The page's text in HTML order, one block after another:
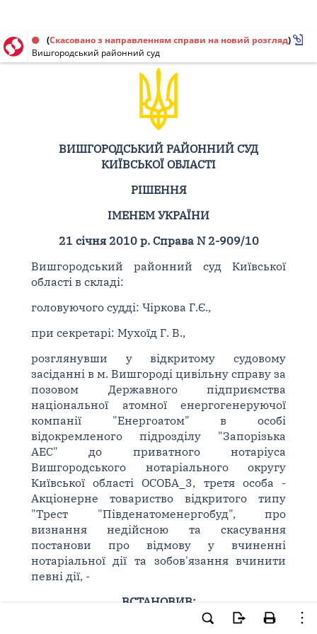
Рішення від 21.01.2010 № 2-909/10
(Скасовано з направленням справи на новий розгляд)
Вишгородський районний суд
ВИШГОРОДСЬКИЙ РАЙОННИЙ СУД
КИЇВСЬКОЇ ОБЛАСТІ
РІШЕННЯ
ІМЕНЕМ УКРАЇНИ
21 січня 2010 р. Справа N 2-909/10
Вишгородський районний суд Київської
області в складі:
головуючого судді: Чіркова Г.Є.,
при секретарі: Мухоїд Г. В.,
розглянувши у відкритому судовому
засіданні в м. Вишгороді цивільну справу за
позовом Державного підприємства
національної атомної енергогенеруючої
компанії "Енергоатом" в особі
відокремленого підрозділу "Запорізька
АЕС" до приватного нотаріуса
Вишгородського нотаріального округу
Київської області ОСОБА_3, третя особа -
Акціонерне товариство відкритого типу
"Трест "Південатоменергобуд", про
визнання недійсною та скасування
постанови про відмову у вчиненні
нотаріальної дії та зобов'язання вчинити
певні дії, -
ВСТАНОВИВ:
представник позивача звернувся до суду з